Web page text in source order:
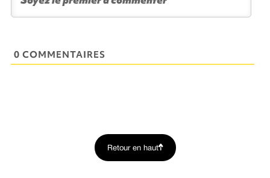
0 COMMENTAIRES
Retour en haut